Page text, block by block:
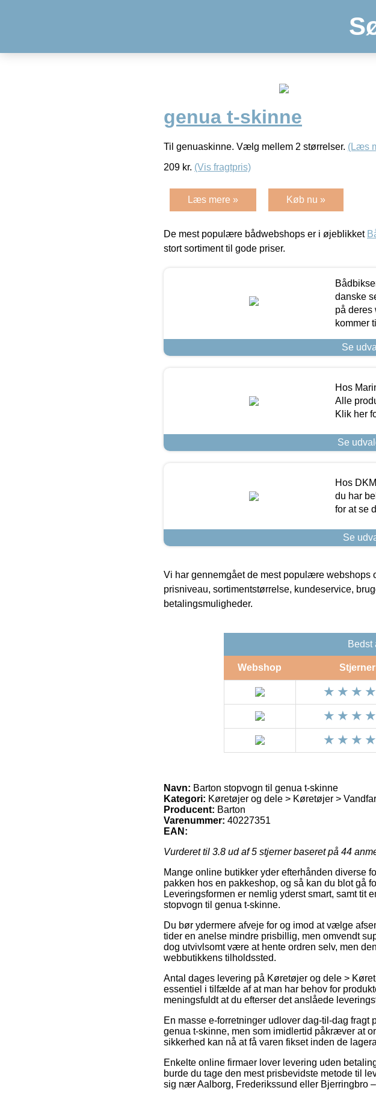
genua t-skinne
Til genuaskinne. Vælg mellem 2 størrelser. (Læs
209 kr. (Vis fragtpris)
Læs mere » Køb nu »
De mest populære bådwebshops er i øjeblikket
stort sortiment til gode priser.
danske
på deres
kommer
Se
Hos
Alle
Klik her
Se
Hos
du har
for at se
Se
Vi har gennemgået de mest populære webshops
prisniveau, sortimentstørrelse, kundeservice,
betalingsmuligheder.
Bedst
Webshop Stjerner
Navn: Barton stopvogn til genua t-skinne
Kategori: Køretøjer og dele > Køretøjer >
Producent: Barton
Varenummer: 40227351
EAN:
Vurderet til 3.8 ud af 5 stjerner baseret på 44
Mange online butikker yder efterhånden diverse
pakken hos en pakkeshop, og så kan du blot gå
Leveringsformen er nemlig yderst smart, samt tit
stopvogn til genua t-skinne.
Du bør ydermere afveje for og imod at vælge
tider en anelse mindre prisbillig, men omvendt
dog utvivlsomt være at hente ordren selv, men
webbutikkens tilholdssted.
Antal dages levering på Køretøjer og dele >
essentiel i tilfælde af at man har behov for
meningsfuldt at du efterser det anslåede
En masse e-forretninger udlover dag-til-dag fragt
genua t-skinne, men som imidlertid påkræver at
sikkerhed kan nå at få varen fikset inden de
Enkelte online firmaer lover levering uden
burde du tage den mest prisbevidste metode til
sig nær Aalborg, Frederikssund eller Bjerringbro